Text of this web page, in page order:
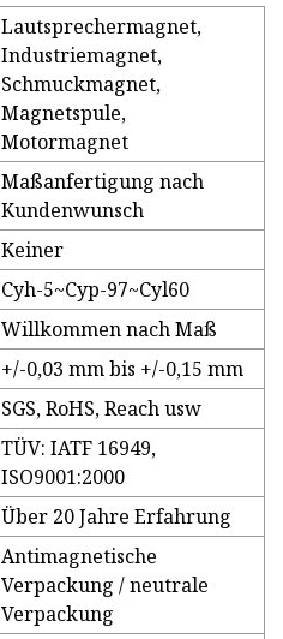
Lautsprechermagnet,
Industriemagnet,
Schmuckmagnet,
Magnetspule,
Motormagnet
Maßanfertigung nach
Kundenwunsch
Keiner
Cyh-5~Cyp-97~Cyl60
Willkommen nach Maß
+/-0,03 mm bis +/-0,15 mm
SGS, RoHS, Reach usw
TÜV: IATF 16949,
ISO9001:2000
Über 20 Jahre Erfahrung
Antimagnetische
Verpackung / neutrale
Verpackung